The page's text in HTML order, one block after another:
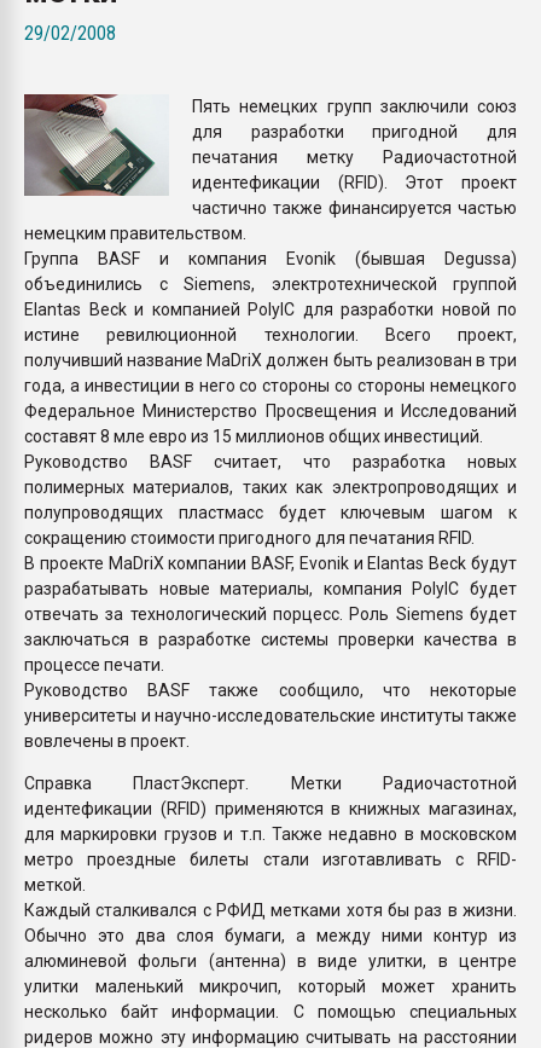
ПЕРЕЙТИ НА
29/02/2008
Пять немецких групп заключили союз
для разработки пригодной для
печатания метку Радиочастотной
идентефикации (RFID). Этот проект
частично также финансируется частью
немецким правительством.
Группа BASF и компания Evonik (бывшая Degussa)
объединились с Siemens, электротехнической группой
Elantas Beck и компанией PolyIC для разработки новой по
истине ревилюционной технологии. Всего проект,
получивший название MaDriX должен быть реализован в три
года, а инвестиции в него со стороны со стороны немецкого
Федеральное Министерство Просвещения и Исследований
составят 8 мле евро из 15 миллионов общих инвестиций.
Руководство BASF считает, что разработка новых
полимерных материалов, таких как электропроводящих и
полупроводящих пластмасс будет ключевым шагом к
сокращению стоимости пригодного для печатания RFID.
В проекте MaDriX компании BASF, Evonik и Elantas Beck будут
разрабатывать новые материалы, компания PolyIC будет
отвечать за технологический порцесс. Роль Siemens будет
заключаться в разработке системы проверки качества в
процессе печати.
Руководство BASF также сообщило, что некоторые
университеты и научно-исследовательские институты также
вовлечены в проект.
Справка ПластЭксперт. Метки Радиочастотной
идентефикации (RFID) применяются в книжных магазинах,
для маркировки грузов и т.п. Также недавно в московском
метро проездные билеты стали изготавливать с RFID-
меткой.
Каждый сталкивался с РФИД метками хотя бы раз в жизни.
Обычно это два слоя бумаги, а между ними контур из
алюминевой фольги (антенна) в виде улитки, в центре
улитки маленький микрочип, который может хранить
несколько байт информации. С помощью специальных
ридеров можно эту информацию считывать на расстоянии